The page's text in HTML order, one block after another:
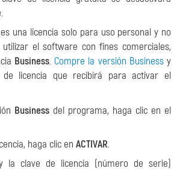
una licencia solo para uso personal y no
utilizar el software con fines comerciales,
Business. Compre la versión Businessy
licencia que recibirá para activar el
Business del programa, haga clic en el
haga clic en ACTIVAR.
la clave de licencia (número de serie)